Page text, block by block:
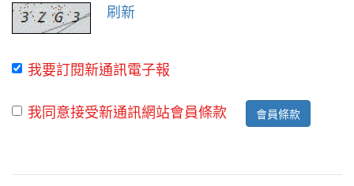
刷新
我要訂閱新通訊電子報
我同意接受新通訊網站會員條款
會員條款